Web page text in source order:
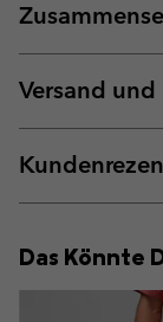
Versand
Das Könnte